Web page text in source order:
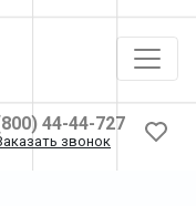
44-44-727
звонок